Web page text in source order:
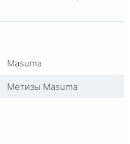
Masuma
Метизы Masuma